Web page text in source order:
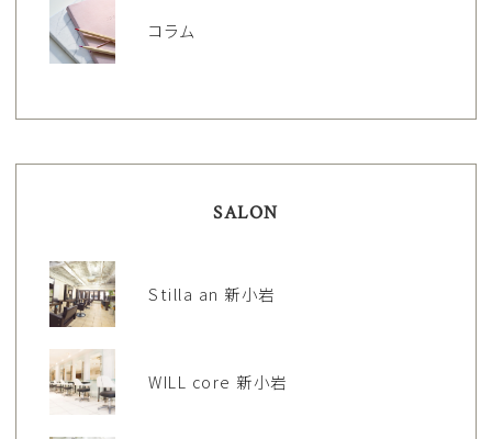
コラム
SALON
Stilla an 新小岩
WILL core 新小岩